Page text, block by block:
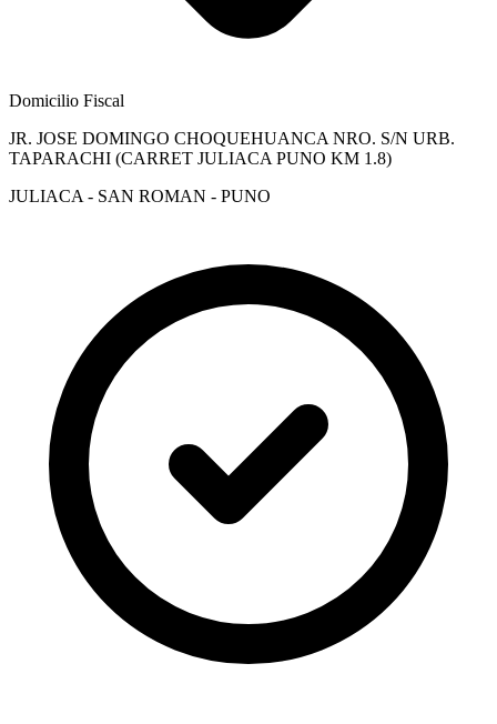
Domicilio Fiscal
JR. JOSE DOMINGO CHOQUEHUANCA NRO. S/N URB.
TAPARACHI (CARRET JULIACA PUNO KM 1.8)
JULIACA - SAN ROMAN - PUNO